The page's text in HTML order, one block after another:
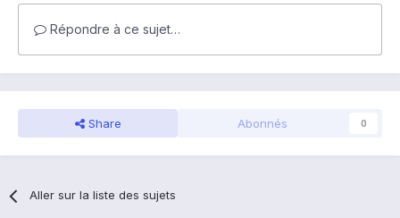
Répondre à ce sujet…
Share Abonnés 0
Aller sur la liste des sujets